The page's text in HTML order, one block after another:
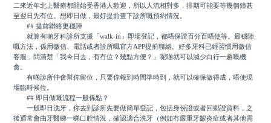
二來近年北上醫療都開始受香港人歡迎，所以人流相對多，排期可能要等幾個鐘甚
至翌日先有位。想即日做，最好提前查下診所嘅預約情況。
## 提前聯絡更穩陣
就算有啲牙科診所支援「walk-in」即場登記，都唔保證百分百唔使等。最穩陣
嘅方法，係用微信、電話或者診所嘅官方APP提前聯絡。好多牙科已經習慣用微信
客服，問清楚「我今日去，有冇位？幾點方便？」呢啲就可以減少白行一趟嘅機
會。
有啲診所仲會幫你留位，只要你報到時間準時到，就可以確保做得成，唔使現
場臨時候位。
## 即日做嘅流程一般係點？
一般即日洗牙，你去到診所先要做簡單登記，包括身份證或者回鄉證資料，之
後通常會由牙醫睇一睇口腔情況，確認適合洗牙（例如冇嚴重牙齦炎症或者其他需